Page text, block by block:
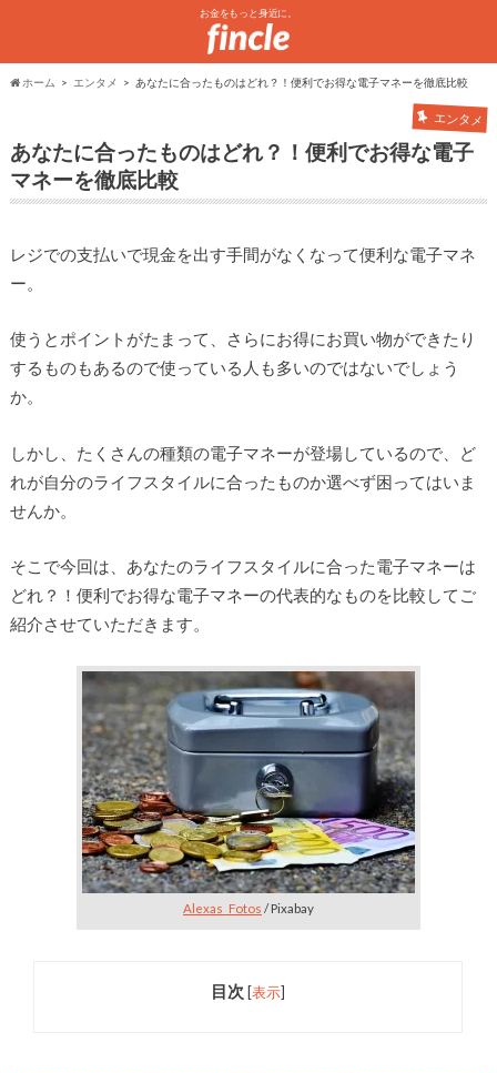
お金をもっと身近に。
ホーム エンタメ あなたに合ったものはどれ？！便利でお得な電子マネーを徹底比較
エンタメ
あなたに合ったものはどれ？！便利でお得な電子
マネーを徹底比較
レジでの支払いで現金を出す手間がなくなって便利な電子マネ
ー。
使うとポイントがたまって、さらにお得にお買い物ができたり
するものもあるので使っている人も多いのではないでしょう
か。
しかし、たくさんの種類の電子マネーが登場しているので、ど
れが自分のライフスタイルに合ったものか選べず困ってはいま
せんか。
そこで今回は、あなたのライフスタイルに合った電子マネーは
どれ？！便利でお得な電子マネーの代表的なものを比較してご
紹介させていただきます。
Alexas_Fotos / Pixabay
目次 [表示]